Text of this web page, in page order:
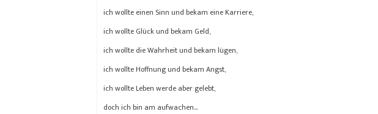
ich wollte einen Sinn und bekam eine Karriere,
ich wollte Glück und bekam Geld,
ich wollte die Wahrheit und bekam lügen,
ich wollte Hoffnung und bekam Angst,
ich wollte Leben werde aber gelebt,
doch ich bin am aufwachen…